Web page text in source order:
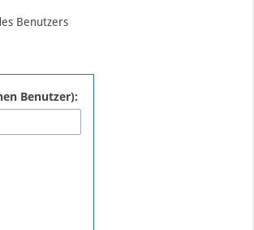
Benutzers
Benutzer):